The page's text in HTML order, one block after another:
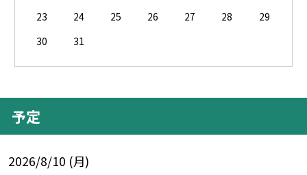
23
24 25 26 27 28
29
30
31
予定
2026/8/10 (月)